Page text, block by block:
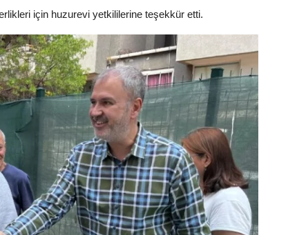
için huzurevi yetkililerine teşekkür etti.